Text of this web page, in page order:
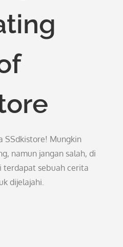
SSdkistore! Mungkin
namun jangan salah, di
terdapat sebuah cerita
dijelajahi.